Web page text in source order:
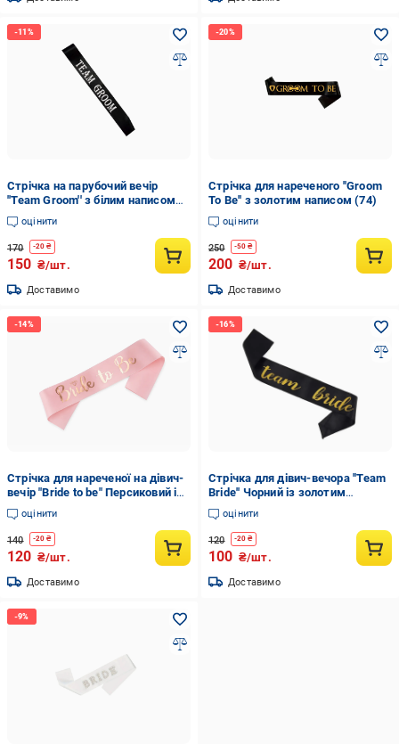
Стрічка на парубочий вечір
''Team Groom'' з білим написом
(79)
оцінити
170 -20 ₴
150 ₴/шт.
Доставимо
Стрічка для нареченого ''Groom
To Be'' з золотим написом (74)
оцінити
250 -50 ₴
200 ₴/шт.
Доставимо
Стрічка для нареченої на дівич-
вечір "Bride to be" Персиковий із
рожевим золотом (65)
оцінити
140 -20 ₴
120 ₴/шт.
Доставимо
Стрічка для дівич-вечора ''Team
Bride'' Чорний із золотим
написом (83)
оцінити
120 -20 ₴
100 ₴/шт.
Доставимо